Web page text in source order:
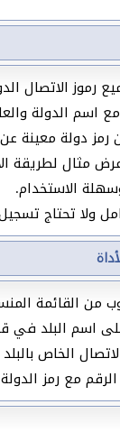
الاتصال الدولية
اسم الدولة
رمز دولة معينة
مثال لطريقة
الاستخدام.
ولا تحتاج
من القائمة
اسم البلد في
بالبلد (مثال: +966)
مع رمز الدولة